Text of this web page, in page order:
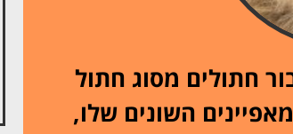
חתולים מסוג חתול
השונים שלו,